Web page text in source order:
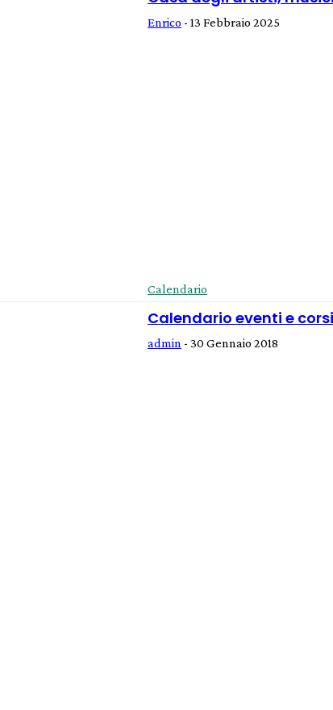
Enrico - 13 Febbraio 2025
Calendario
Calendario eventi e
admin - 30 Gennaio 2018